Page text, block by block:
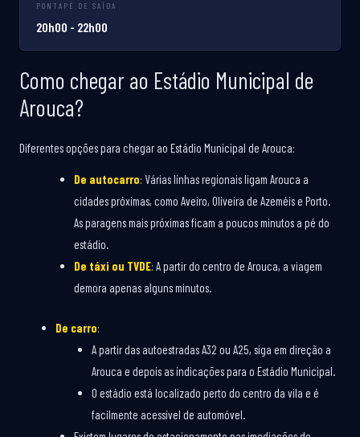
PONTAPÉ DE SAÍDA
20h00 - 22h00
Como chegar ao Estádio Municipal de
Arouca?
Diferentes opções para chegar ao Estádio Municipal de Arouca:
De autocarro: Várias linhas regionais ligam Arouca a
cidades próximas, como Aveiro, Oliveira de Azeméis e Porto.
As paragens mais próximas ficam a poucos minutos a pé do
estádio.
De táxi ou TVDE: A partir do centro de Arouca, a viagem
demora apenas alguns minutos.
De carro:
A partir das autoestradas A32 ou A25, siga em direção a
Arouca e depois as indicações para o Estádio Municipal.
O estádio está localizado perto do centro da vila e é
facilmente acessível de automóvel.